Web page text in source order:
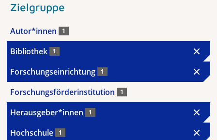
Zielgruppe
Autor*innen 1
Bibliothek 1
Forschungseinrichtung 1
Forschungsförderinstitution 1
Herausgeber*innen 1
Hochschule 1